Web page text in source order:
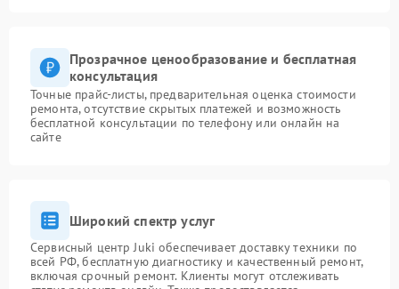
Прозрачное ценообразование и бесплатная
консультация
Точные прайс-листы, предварительная оценка стоимости
ремонта, отсутствие скрытых платежей и возможность
бесплатной консультации по телефону или онлайн на
сайте
Широкий спектр услуг
Сервисный центр Juki обеспечивает доставку техники по
всей РФ, бесплатную диагностику и качественный ремонт,
включая срочный ремонт. Клиенты могут отслеживать